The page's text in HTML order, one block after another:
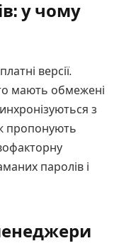
у чому
версії.
мають обмежені
з
пропонують
паролів і